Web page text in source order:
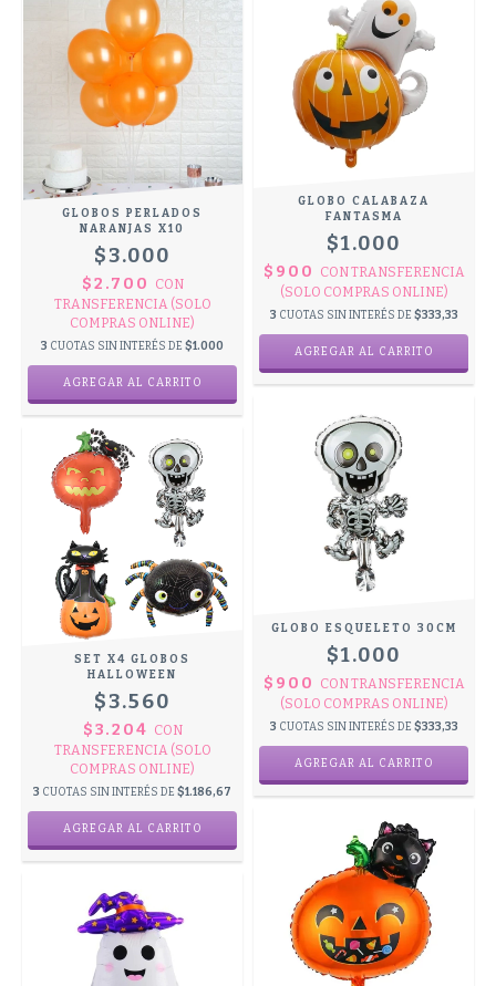
GLOBOS PERLADOS
NARANJAS X10
$3.000
$2.700
CON
TRANSFERENCIA (SOLO
COMPRAS ONLINE)
3 CUOTAS SIN INTERÉS DE $1.000
GLOBO CALABAZA
FANTASMA
$1.000
$900 CONTRANSFERENCIA
(SOLO COMPRAS ONLINE)
3 CUOTAS SIN INTERÉS DE $333,33
SET X4 GLOBOS
HALLOWEEN
$3.560
$3.204 CON
TRANSFERENCIA (SOLO
COMPRAS ONLINE)
3 CUOTAS SIN INTERÉS DE $1.186,67
GLOBO ESQUELETO 30CM
$1.000
$900 CONTRANSFERENCIA
(SOLO COMPRAS ONLINE)
3 CUOTAS SIN INTERÉS DE $333,33